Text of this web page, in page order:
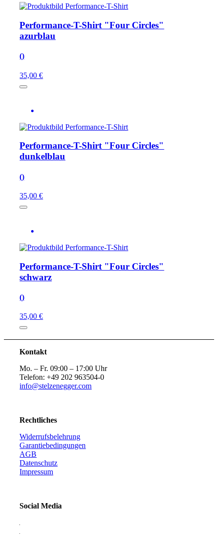
Performance-T-Shirt "Four Circles"
azurblau
()
35,00 €
Performance-T-Shirt "Four Circles"
dunkelblau
()
35,00 €
Performance-T-Shirt "Four Circles"
schwarz
()
35,00 €
Kontakt
Mo. – Fr. 09:00 – 17:00 Uhr
Telefon: +49 202 963504-0
info@stelzenegger.com
Rechtliches
Widerrufsbelehrung
Garantiebedingungen
AGB
Datenschutz
Impressum
Social Media